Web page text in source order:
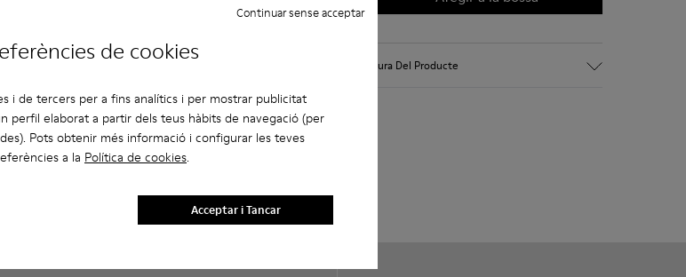
de cookies
i de tercers per a fins analítics i per mostrar publicitat
perfil elaborat a partir dels teus hàbits de navegació (per
Pots obtenir més informació i configurar les teves
a la Política de cookies.
Continuar sense acceptar
Acceptar i Tancar
Cura Del Producte